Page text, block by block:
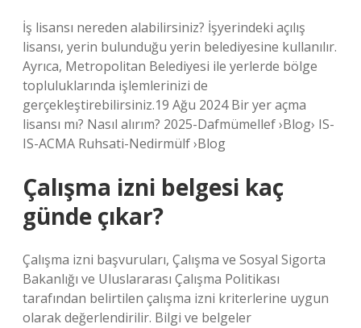
İş lisansı nereden alabilirsiniz? İşyerindeki açılış
lisansı, yerin bulunduğu yerin belediyesine kullanılır.
Ayrıca, Metropolitan Belediyesi ile yerlerde bölge
topluluklarında işlemlerinizi de
gerçekleştirebilirsiniz.19 Ağu 2024 Bir yer açma
lisansı mı? Nasıl alırım? 2025-Dafmümellef ›Blog› IS-
IS-ACMA Ruhsati-Nedirmülf ›Blog
Çalışma izni belgesi kaç
günde çıkar?
Çalışma izni başvuruları, Çalışma ve Sosyal Sigorta
Bakanlığı ve Uluslararası Çalışma Politikası
tarafından belirtilen çalışma izni kriterlerine uygun
olarak değerlendirilir. Bilgi ve belgeler